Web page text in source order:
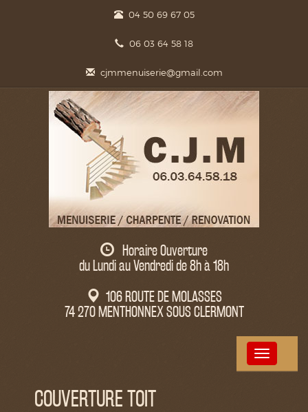
04 50 69 67 05
06 03 64 58 18
cjmmenuiserie@gmail.com
Horaire Ouverture
du Lundi au Vendredi de 8h à 18h
106 ROUTE DE MOLASSES
74 270 MENTHONNEX SOUS CLERMONT
Toggle
navigation
COUVERTURE TOIT